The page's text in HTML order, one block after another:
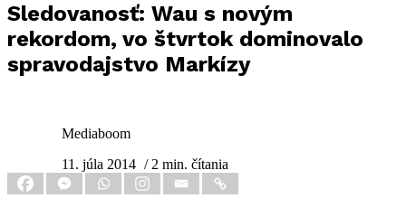
Sledovanosť: Wau s novým
rekordom, vo štvrtok dominovalo
spravodajstvo Markízy
Mediaboom
11. júla 2014 / 2 min. čítania